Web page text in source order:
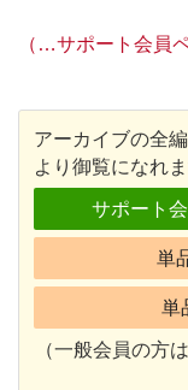
（…サポート会員
アーカイブの全
より御覧になれま
サポート
単
単
（一般会員の方